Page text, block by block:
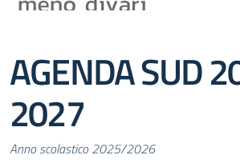
AGENDA SUD
2027
Anno scolastico 2025/2026